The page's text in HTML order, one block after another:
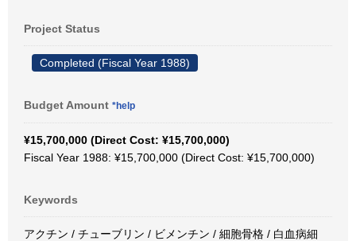
Project Status
Completed (Fiscal Year 1988)
Budget Amount *help
¥15,700,000 (Direct Cost: ¥15,700,000)
Fiscal Year 1988: ¥15,700,000 (Direct Cost: ¥15,700,000)
Keywords
アクチン / チューブリン / ビメンチン / 細胞骨格 / 白血病細